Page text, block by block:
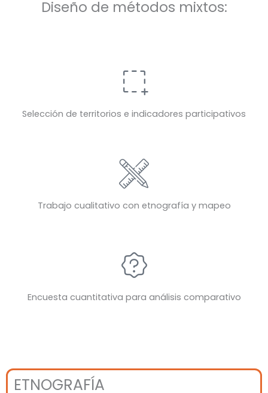
Diseño de métodos mixtos:
Selección de territorios e indicadores participativos
Trabajo cualitativo con etnografía y mapeo
Encuesta cuantitativa para análisis comparativo
ETNOGRAFÍA